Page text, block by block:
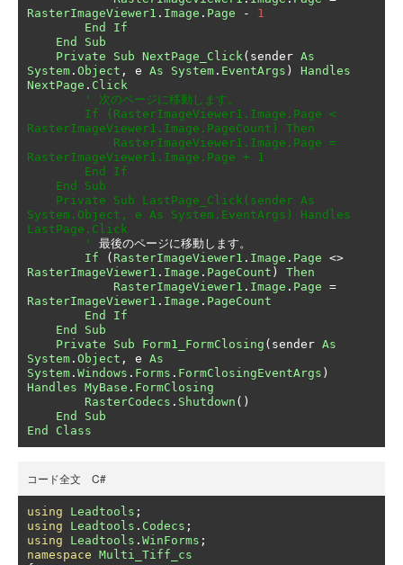
RasterImageViewer1 . Image . Page -
1
End
If
End
Sub
Private
Sub NextPage_Click ( sender As
System . Object , e As System . EventArgs )
Handles
NextPage . Click
' 次のページに移動します。
If (RasterImageViewer1.Image.Page <
RasterImageViewer1.Image.PageCount) Then
RasterImageViewer1.Image.Page =
RasterImageViewer1.Image.Page + 1
End If
End Sub
Private Sub LastPage_Click(sender As
System.Object, e As System.EventArgs) Handles
LastPage.Click
'
最後のページに移動します。
If
( RasterImageViewer1 . Image . Page <>
RasterImageViewer1 . Image . PageCount )
Then
RasterImageViewer1 . Image . Page =
RasterImageViewer1 . Image . PageCount
End
If
End
Sub
Private
Sub Form1_FormClosing ( sender As
System . Object , e As
System . Windows . Forms . FormClosingEventArgs )
Handles MyBase . FormClosing
RasterCodecs . Shutdown ()
End
Sub
End
Class
コード全文 C#
using Leadtools ;
using
Leadtools . Codecs ;
using
Leadtools . WinForms ;
namespace Multi_Tiff_cs